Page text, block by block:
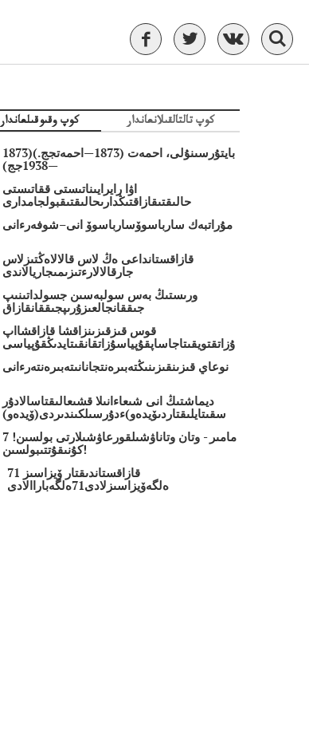
كوپ وقىوقىلعاندار كوپ تالتالقىلانعاندار
بايتۇرسىنۇلى، احمەت (1873—احمەتجج.)(1873
—1938جج)
اۋا رايرايىناتىستى ققاتىستى
حالىقتىقازاقتىڭدارىحالىقتىقبولجامدارى
مۇراتبەك سارباسوۆسارباسوۆ انى–شوفەرءانى
قازاقستانداعى ەڭ لاس قالالاەڭتىزلاس
جارقالالارءتىزىمىجاريالاندى
ورىستىڭ بەس سولبەسىن جسولداتىنىپ
جىققانجالعىزۇرىپجىققانقازاق
قوس قىزقىزىنزاقشا قازاقشااپ
ۇزاتقتويقىتاجاساپقۇپياسۇزاتقانقىتايدىڭقۇپياسى
نوعاي قىزىنقىزىنىڭتەبىرەنتجانانىتەبىرەنتەرءانى
ديماشتىڭ انى شىعاءانىلا قشىعالىقتاسالادۇر
سقىتايلىقتاردىۆيدەو)ءدۇرسىلكىندىردى(ۆيدەو)
7 مامىر - وتان وتاناۋشىلقورعاۋشىلارتى بولسىن!
كۇنىقۇتتىبولسىن!
قازاقستاندىقتار ۆيزاسىز 71
ەلگەۆيزاسىزلادى71ەلگەباراالادى